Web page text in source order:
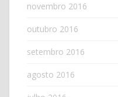
novembro 2016
outubro 2016
setembro 2016
agosto 2016